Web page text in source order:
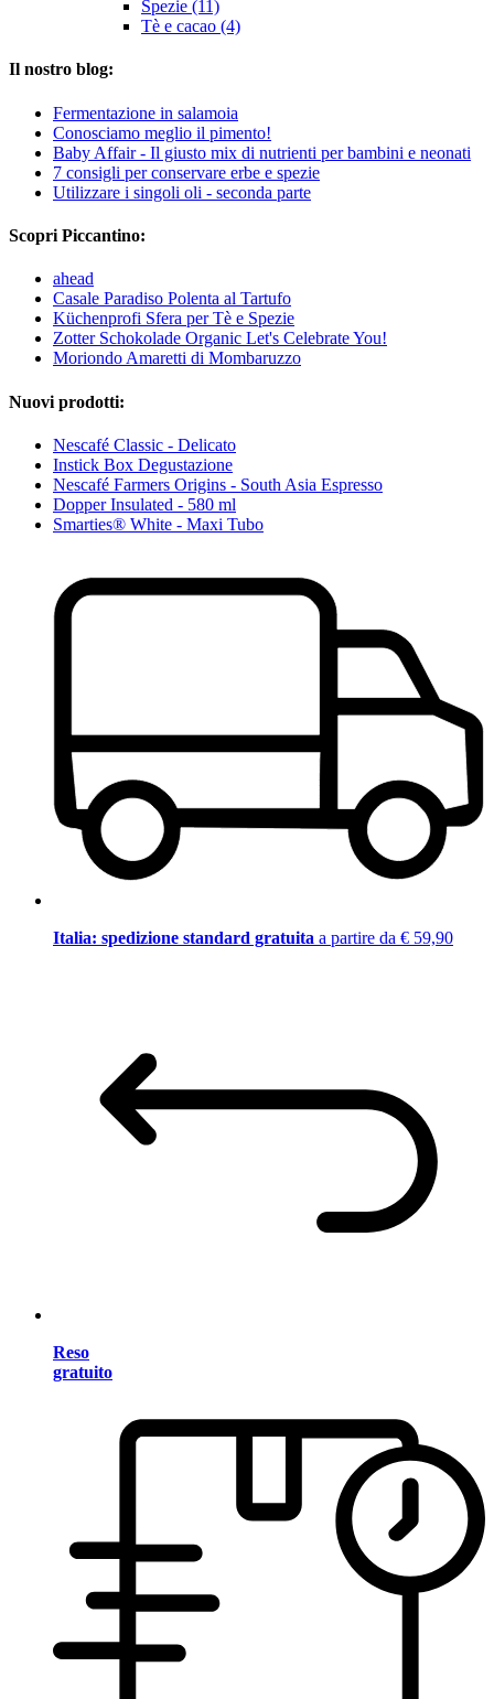
Spezie (11)
Tè e cacao (4)
Il nostro blog:
Fermentazione in salamoia
Conosciamo meglio il pimento!
Baby Affair - Il giusto mix di nutrienti per bambini e neonati
7 consigli per conservare erbe e spezie
Utilizzare i singoli oli - seconda parte
Scopri Piccantino:
ahead
Casale Paradiso Polenta al Tartufo
Küchenprofi Sfera per Tè e Spezie
Zotter Schokolade Organic Let's Celebrate You!
Moriondo Amaretti di Mombaruzzo
Nuovi prodotti:
Nescafé Classic - Delicato
Instick Box Degustazione
Nescafé Farmers Origins - South Asia Espresso
Dopper Insulated - 580 ml
Smarties® White - Maxi Tubo
Italia: spedizione standard gratuita a partire da € 59,90
Reso
gratuito